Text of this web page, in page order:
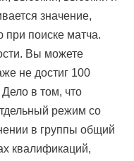
значение,
при поиске матча.
Вы можете
не достиг 100
в том, что
режим со
в группы общий
квалификаций,